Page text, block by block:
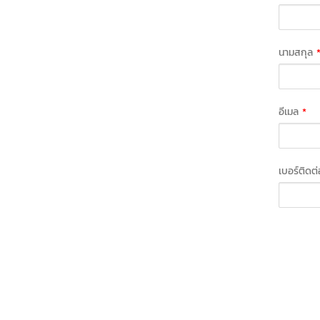
นามสกุล *
อีเมล *
เบอร์ติด